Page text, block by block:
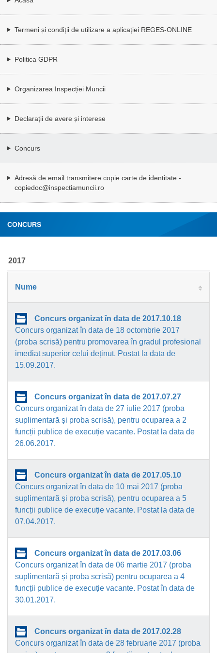
Termeni și condiții de utilizare a aplicației REGES-ONLINE
Politica GDPR
Organizarea Inspecției Muncii
Declarații de avere și interese
Concurs
Adresă de email transmitere copie carte de identitate -
copiedoc@inspectiamuncii.ro
CONCURS
2017
Nume
Concurs organizat în data de 2017.10.18
Concurs organizat în data de 18 octombrie 2017
(proba scrisă) pentru promovarea în gradul profesional
imediat superior celui deținut. Postat la data de
15.09.2017.
Concurs organizat în data de 2017.07.27
Concurs organizat în data de 27 iulie 2017 (proba
suplimentară și proba scrisă), pentru ocuparea a 2
funcții publice de execuție vacante. Postat la data de
26.06.2017.
Concurs organizat în data de 2017.05.10
Concurs organizat în data de 10 mai 2017 (proba
suplimentară și proba scrisă), pentru ocuparea a 5
funcții publice de execuție vacante. Postat la data de
07.04.2017.
Concurs organizat în data de 2017.03.06
Concurs organizat în data de 06 martie 2017 (proba
suplimentară și proba scrisă) pentru ocuparea a 4
funcții publice de execuție vacante. Postat în data de
30.01.2017.
Concurs organizat în data de 2017.02.28
Concurs organizat în data de 28 februarie 2017 (proba